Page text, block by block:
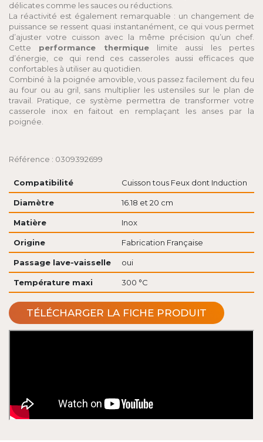
délicates comme les sauces ou réductions.
La réactivité est également remarquable : un changement de
puissance se ressent quasi instantanément, ce qui vous permet
d’ajuster votre cuisson avec la même précision qu’un chef.
Cette performance thermiquelimite aussi les pertes
d’énergie, ce qui rend ces casseroles aussi efficaces que
confortables à utiliser au quotidien.
Combiné à la poignée amovible, vous passez facilement du feu
au four ou au gril, sans multiplier les ustensiles sur le plan de
travail. Pratique, ce système permettra de transformer votre
casserole inox en faitout en remplaçant les anses par la
poignée.
Référence : 0309392699
Compatibilité Cuisson tous Feux dont Induction
Diamètre 16.18 et 20 cm
Matière Inox
Origine Fabrication Française
Passage lave-vaisselle oui
Température maxi 300 °C
TÉLÉCHARGER LA FICHE PRODUIT